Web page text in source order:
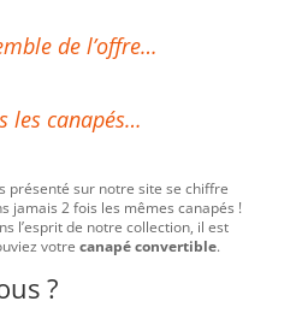
de l’offre…
les canapés…
présenté sur notre site se chiffre
jamais 2 fois les mêmes canapés !
l’esprit de notre collection, il est
votre canapé convertible.
?